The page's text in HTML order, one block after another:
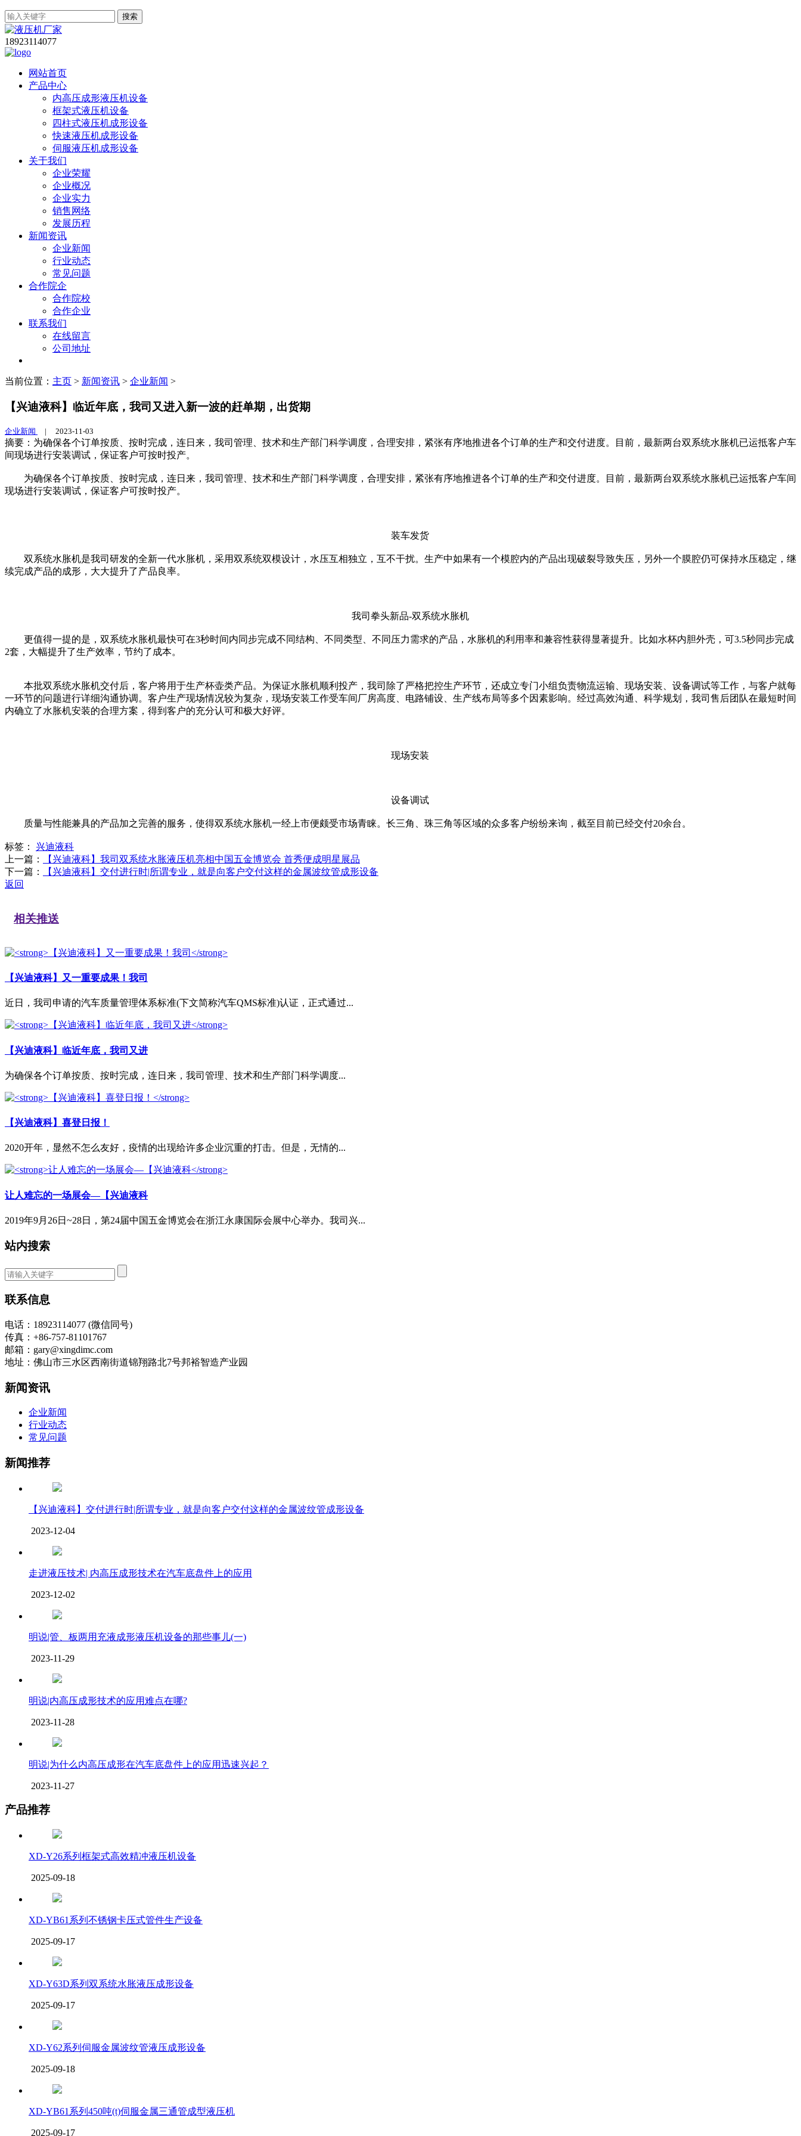
搜索
18923114077
网站首页
产品中心
内高压成形液压机设备
框架式液压机设备
四柱式液压机成形设备
快速液压机成形设备
伺服液压机成形设备
关于我们
企业荣耀
企业概况
企业实力
销售网络
发展历程
新闻资讯
企业新闻
行业动态
常见问题
合作院企
合作院校
合作企业
联系我们
在线留言
公司地址
当前位置： 主页 > 新闻资讯 > 企业新闻 >
【兴迪液科】临近年底，我司又进入新一波的赶单期，出货期
企业新闻 | 2023-11-03
摘要：为确保各个订单按质、按时完成，连日来，我司管理、技术和生产部门科学调度，合理安排，紧张有序地推进各个订单的生产和交付进度。目前，最新两台双系统水胀机已运抵客户车
间现场进行安装调试，保证客户可按时投产。
为确保各个订单按质、按时完成，连日来，我司管理、技术和生产部门科学调度，合理安排，紧张有序地推进各个订单的生产和交付进度。目前，最新两台双系统水胀机已运抵客户车间
现场进行安装调试，保证客户可按时投产。
装车发货
双系统水胀机是我司研发的全新一代水胀机，采用双系统双模设计，水压互相独立，互不干扰。生产中如果有一个模腔内的产品出现破裂导致失压，另外一个膜腔仍可保持水压稳定，继
续完成产品的成形，大大提升了产品良率。
我司拳头新品-双系统水胀机
更值得一提的是，双系统水胀机最快可在3秒时间内同步完成不同结构、不同类型、不同压力需求的产品，水胀机的利用率和兼容性获得显著提升。比如水杯内胆外壳，可3.5秒同步完成
2套，大幅提升了生产效率，节约了成本。
本批双系统水胀机交付后，客户将用于生产杯壶类产品。为保证水胀机顺利投产，我司除了严格把控生产环节，还成立专门小组负责物流运输、现场安装、设备调试等工作，与客户就每
一环节的问题进行详细沟通协调。客户生产现场情况较为复杂，现场安装工作受车间厂房高度、电路铺设、生产线布局等多个因素影响。经过高效沟通、科学规划，我司售后团队在最短时间
内确立了水胀机安装的合理方案，得到客户的充分认可和极大好评。
现场安装
设备调试
质量与性能兼具的产品加之完善的服务，使得双系统水胀机一经上市便颇受市场青睐。长三角、珠三角等区域的众多客户纷纷来询，截至目前已经交付20余台。
标签： 兴迪液科
上一篇：
【兴迪液科】我司双系统水胀液压机亮相中国五金博览会 首秀便成明星展品
下一篇：
【兴迪液科】交付进行时|所谓专业，就是向客户交付这样的金属波纹管成形设备
返回
相关推送
【兴迪液科】又一重要成果！我司
近日，我司申请的汽车质量管理体系标准(下文简称汽车QMS标准)认证，正式通过...
【兴迪液科】临近年底，我司又进
为确保各个订单按质、按时完成，连日来，我司管理、技术和生产部门科学调度...
【兴迪液科】喜登日报！
2020开年，显然不怎么友好，疫情的出现给许多企业沉重的打击。但是，无情的...
让人难忘的一场展会—【兴迪液科
2019年9月26日~28日，第24届中国五金博览会在浙江永康国际会展中心举办。我司兴...
站内搜索
联系信息
电话：18923114077 (微信同号)
传真：+86-757-81101767
邮箱：gary@xingdimc.com
地址：佛山市三水区西南街道锦翔路北7号邦裕智造产业园
新闻资讯
企业新闻
行业动态
常见问题
新闻推荐
【兴迪液科】交付进行时|所谓专业，就是向客户交付这样的金属波纹管成形设备
2023-12-04
走进液压技术| 内高压成形技术在汽车底盘件上的应用
2023-12-02
明说|管、板两用充液成形液压机设备的那些事儿(一)
2023-11-29
明说|内高压成形技术的应用难点在哪?
2023-11-28
明说|为什么内高压成形在汽车底盘件上的应用迅速兴起？
2023-11-27
产品推荐
XD-Y26系列框架式高效精冲液压机设备
2025-09-18
XD-YB61系列不锈钢卡压式管件生产设备
2025-09-17
XD-Y63D系列双系统水胀液压成形设备
2025-09-17
XD-Y62系列伺服金属波纹管液压成形设备
2025-09-18
XD-YB61系列450吨(t)伺服金属三通管成型液压机
2025-09-17